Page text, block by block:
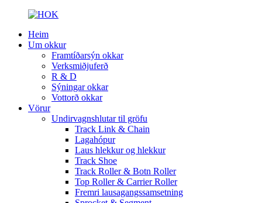
Heim
Um okkur
Framtíðarsýn okkar
Verksmiðjuferð
R & D
Sýningar okkar
Vottorð okkar
Vörur
Undirvagnshlutar til gröfu
Track Link & Chain
Lagahópur
Laus hlekkur og hlekkur
Track Shoe
Track Roller & Botn Roller
Top Roller & Carrier Roller
Fremri lausagangssamsetning